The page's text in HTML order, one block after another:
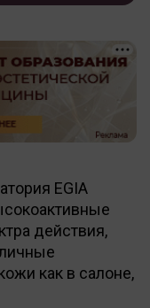
EGIA
действия,
как в салоне,